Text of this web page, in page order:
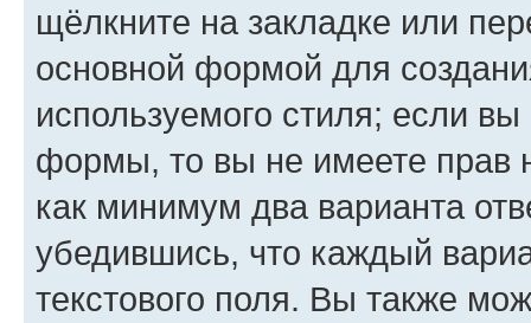
щёлкните на закладке или
основной формой для
используемого стиля; если
формы, то вы не имеете прав
как минимум два варианта
убедившись, что каждый
текстового поля. Вы также